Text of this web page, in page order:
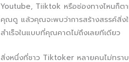
Youtube, Tiiktok หรือช่องทางไหนก็ต
คุณดู แล้วคุณจะพบว่าการสร้างสรรค์สิ่ง
สำเร็จในแบบที่คุณคาดไม่ถึงเลยทีเดียว
สิ่งหนึ่งที่ชาว Tiktoker หลายคนไม่ทร